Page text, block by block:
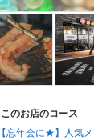
このお店のコース
【忘年会に★】人気